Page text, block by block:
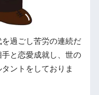
過ごし苦労の連続だ
と恋愛成就し、世の
ントをしておりま